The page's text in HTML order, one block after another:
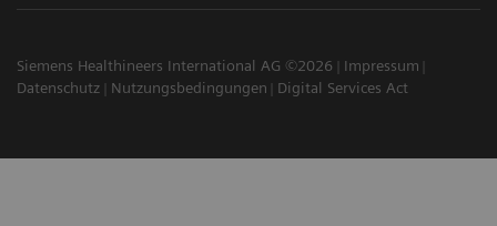
Siemens Healthineers International AG ©2026
Impressum
Datenschutz
Nutzungsbedingungen Digital Services Act